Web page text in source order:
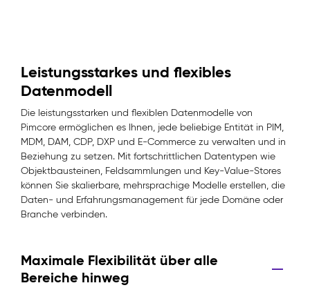
Leistungsstarkes und flexibles
Datenmodell
Die leistungsstarken und flexiblen Datenmodelle von
Pimcore ermöglichen es Ihnen, jede beliebige Entität in PIM,
MDM, DAM, CDP, DXP und E-Commerce zu verwalten und in
Beziehung zu setzen. Mit fortschrittlichen Datentypen wie
Objektbausteinen, Feldsammlungen und Key-Value-Stores
können Sie skalierbare, mehrsprachige Modelle erstellen, die
Daten- und Erfahrungsmanagement für jede Domäne oder
Branche verbinden.
Maximale Flexibilität über alle
Bereiche hinweg